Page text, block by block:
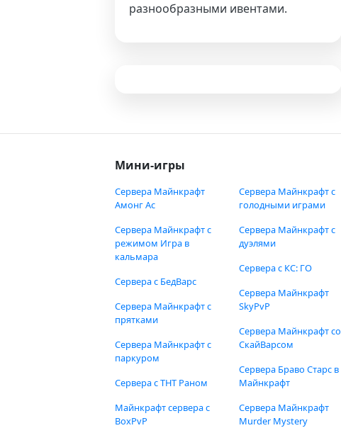
разнообразными ивентами.
Мини-игры
Сервера Майнкрафт
Амонг Ас
Сервера Майнкрафт с
режимом Игра в
кальмара
Сервера с БедВарс
Сервера Майнкрафт с
прятками
Сервера Майнкрафт с
паркуром
Сервера с ТНТ Раном
Майнкрафт сервера с
BoxPvP
Сервера Майнкрафт с
голодными играми
Сервера Майнкрафт с
дуэлями
Сервера с КС: ГО
Сервера Майнкрафт
SkyPvP
Сервера Майнкрафт со
СкайВарсом
Сервера Браво Старс в
Майнкрафт
Сервера Майнкрафт
Murder Mystery